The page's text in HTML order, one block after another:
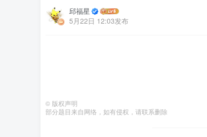
邱福星
5月22日 12:03发布
© 版权声明
部分题目来自网络，如有侵权，请联系删除